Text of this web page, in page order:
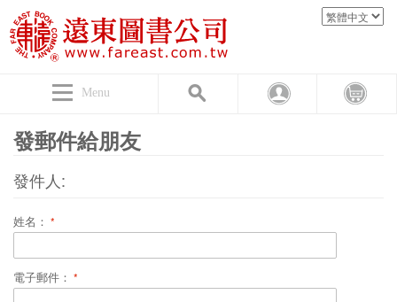
Menu
發郵件給朋友
發件人:
姓名：
電子郵件：